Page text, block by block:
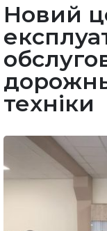
Новий
техніки